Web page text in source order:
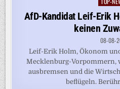
in
AfD-Kandidat Leif-Erik
keinen
08-08-
Leif-Erik Holm, Ökonom
Mecklenburg-Vorpommern,
ausbremsen und die
beflügeln.